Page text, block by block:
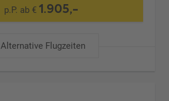
p.P. ab €1.905,-
Alternative Flugzeiten